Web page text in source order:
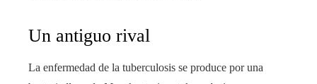
Un antiguo rival
La enfermedad de la tuberculosis se produce por una